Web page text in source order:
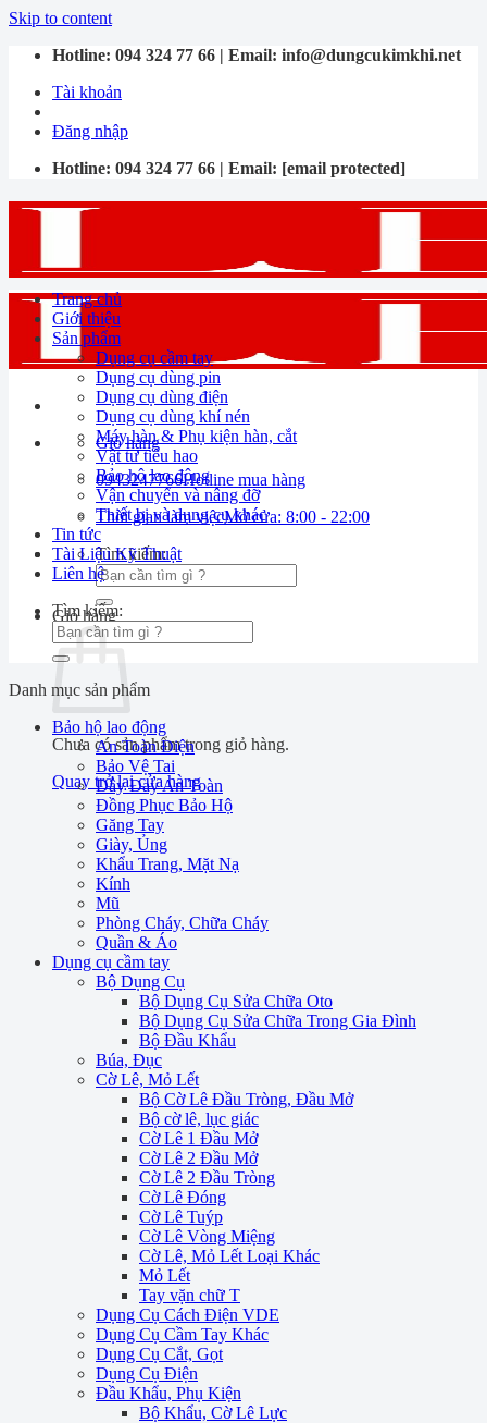
Skip to content
Hotline: 094 324 77 66 | Email: info@dungcukimkhi.net
Tài khoản
Đăng nhập
Hotline: 094 324 77 66 | Email: [email protected]
Giỏ hàng
0943247766Hotline mua hàng
Thời gian làm việcMở cửa: 8:00 - 22:00
Tìm kiếm:
Giỏ hàng
Chưa có sản phẩm trong giỏ hàng.
Quay trở lại cửa hàng
Trang chủ
Giới thiệu
Sản phẩm
Dụng cụ cầm tay
Dụng cụ dùng pin
Dụng cụ dùng điện
Dụng cụ dùng khí nén
Máy hàn & Phụ kiện hàn, cắt
Vật tư tiêu hao
Bảo hộ lao động
Vận chuyển và nâng đỡ
Thiết bị và dụng cụ khác
Tin tức
Tài Liệu Kỹ Thuật
Liên hệ
Tìm kiếm:
Danh mục sản phẩm
Bảo hộ lao động
An Toàn Điện
Bảo Vệ Tai
Dây Đay An Toàn
Đồng Phục Bảo Hộ
Găng Tay
Giày, Ủng
Khẩu Trang, Mặt Nạ
Kính
Mũ
Phòng Cháy, Chữa Cháy
Quần & Áo
Dụng cụ cầm tay
Bộ Dụng Cụ
Bộ Dụng Cụ Sửa Chữa Oto
Bộ Dụng Cụ Sửa Chữa Trong Gia Đình
Bộ Đầu Khẩu
Búa, Đục
Cờ Lê, Mỏ Lết
Bộ Cờ Lê Đầu Tròng, Đầu Mở
Bộ cờ lê, lục giác
Cờ Lê 1 Đầu Mở
Cờ Lê 2 Đầu Mở
Cờ Lê 2 Đầu Tròng
Cờ Lê Đóng
Cờ Lê Tuýp
Cờ Lê Vòng Miệng
Cờ Lê, Mỏ Lết Loại Khác
Mỏ Lết
Tay vặn chữ T
Dụng Cụ Cách Điện VDE
Dụng Cụ Cầm Tay Khác
Dụng Cụ Cắt, Gọt
Dụng Cụ Điện
Đầu Khẩu, Phụ Kiện
Bộ Khẩu, Cờ Lê Lực